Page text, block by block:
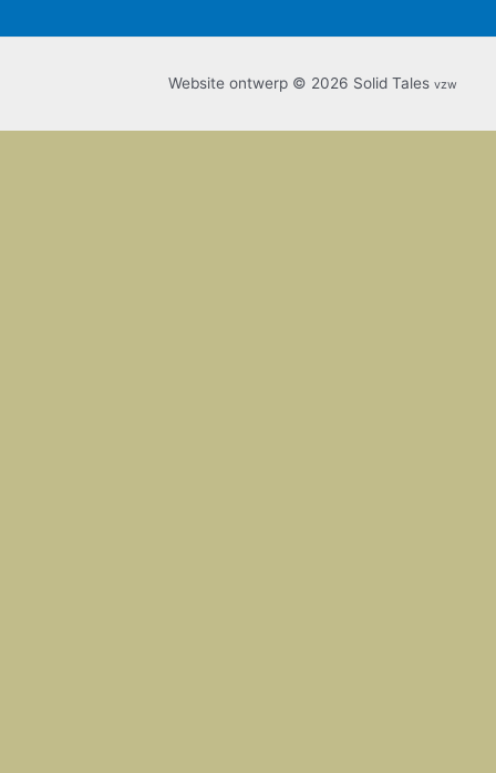
Website ontwerp © 2026 Solid Tales vzw